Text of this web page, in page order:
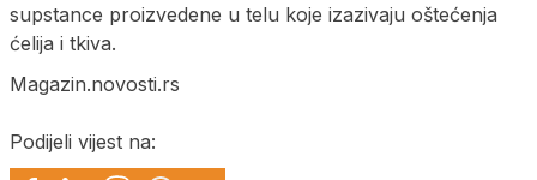
supstance proizvedene u telu koje izazivaju oštećenja
ćelija i tkiva.
Magazin.novosti.rs
Podijeli vijest na: